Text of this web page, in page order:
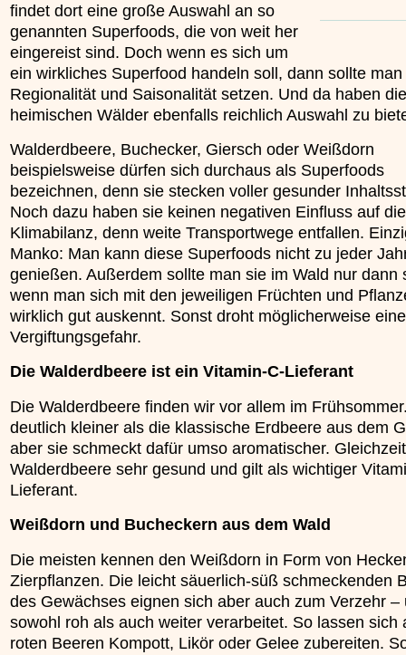
findet dort eine große Auswahl an so
genannten Superfoods, die von weit her
eingereist sind. Doch wenn es sich um
ein wirkliches Superfood handeln soll, dann sollte
Regionalität und Saisonalität setzen. Und da haben die
heimischen Wälder ebenfalls reichlich Auswahl zu
Walderdbeere, Buchecker, Giersch oder Weißdorn
beispielsweise dürfen sich durchaus als Superfoods
bezeichnen, denn sie stecken voller gesunder
Noch dazu haben sie keinen negativen Einfluss auf die
Klimabilanz, denn weite Transportwege entfallen.
Manko: Man kann diese Superfoods nicht zu jeder
genießen. Außerdem sollte man sie im Wald nur dann
wenn man sich mit den jeweiligen Früchten und
wirklich gut auskennt. Sonst droht möglicherweise eine
Vergiftungsgefahr.
Die Walderdbeere ist ein Vitamin-C-Lieferant
Die Walderdbeere finden wir vor allem im
deutlich kleiner als die klassische Erdbeere aus dem
aber sie schmeckt dafür umso aromatischer.
Walderdbeere sehr gesund und gilt als wichtiger
Lieferant.
Weißdorn und Bucheckern aus dem Wald
Die meisten kennen den Weißdorn in Form von
Zierpflanzen. Die leicht säuerlich-süß schmeckenden
des Gewächses eignen sich aber auch zum Verzehr –
sowohl roh als auch weiter verarbeitet. So lassen sich
roten Beeren Kompott, Likör oder Gelee zubereiten.
Erfahrungen mit und
Kieselsäuregel
»»»